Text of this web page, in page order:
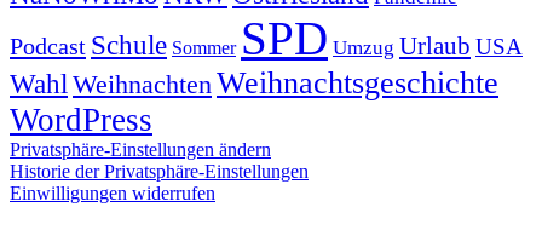
Podcast Schule Sommer SPD Umzug Urlaub USA
Wahl WeihnachtenWeihnachtsgeschichte
WordPress
Privatsphäre-Einstellungen ändern
Historie der Privatsphäre-Einstellungen
Einwilligungen widerrufen